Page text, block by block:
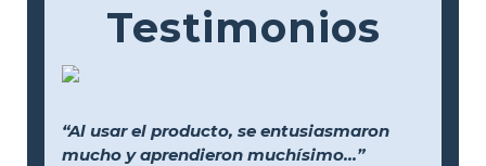
Testimonios
“Al usar el producto, se entusiasmaron
mucho y aprendieron muchísimo...”